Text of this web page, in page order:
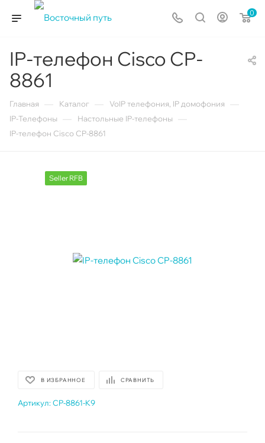
0
IP-телефон Cisco CP-
8861
Главная Каталог VoIP телефония, IP домофония
IP-Телефоны Настольные IP-телефоны
IP-телефон Cisco CP-8861
Seller RFB
В ИЗБРАННОЕ СРАВНИТЬ
Артикул: CP-8861-K9